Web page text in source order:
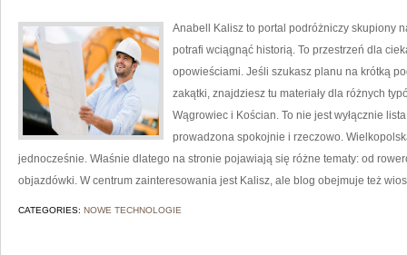
Anabell Kalisz to portal podróżniczy skupiony
potrafi wciągnąć historią. To przestrzeń dla
opowieściami. Jeśli szukasz planu na krótką
zakątki, znajdziesz tu materiały dla różnych
Wągrowiec i Kościan. To nie jest wyłącznie
prowadzona spokojnie i rzeczowo.
jednocześnie. Właśnie dlatego na stronie pojawiają się różne tematy: od
objazdówki. W centrum zainteresowania jest Kalisz, ale blog obejmuje też
CATEGORIES: NOWE TECHNOLOGIE